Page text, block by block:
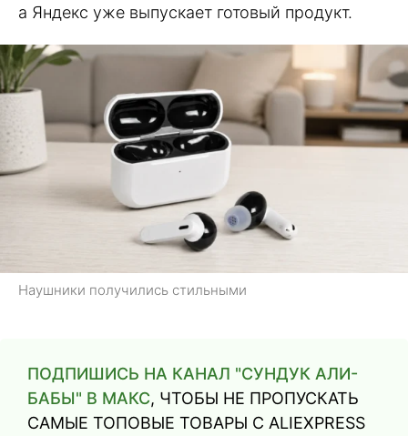
а Яндекс уже выпускает готовый продукт.
Наушники получились стильными
ПОДПИШИСЬ НА КАНАЛ "СУНДУК АЛИ-
БАБЫ" В МАКС, ЧТОБЫ НЕ ПРОПУСКАТЬ
САМЫЕ ТОПОВЫЕ ТОВАРЫ С ALIEXPRESS